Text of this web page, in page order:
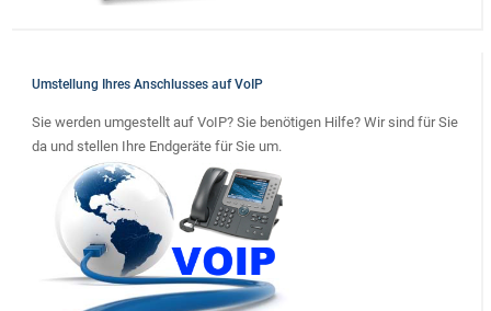
Umstellung Ihres Anschlusses auf VoIP
Sie werden umgestellt auf VoIP? Sie benötigen Hilfe? Wir sind für Sie
da und stellen Ihre Endgeräte für Sie um.